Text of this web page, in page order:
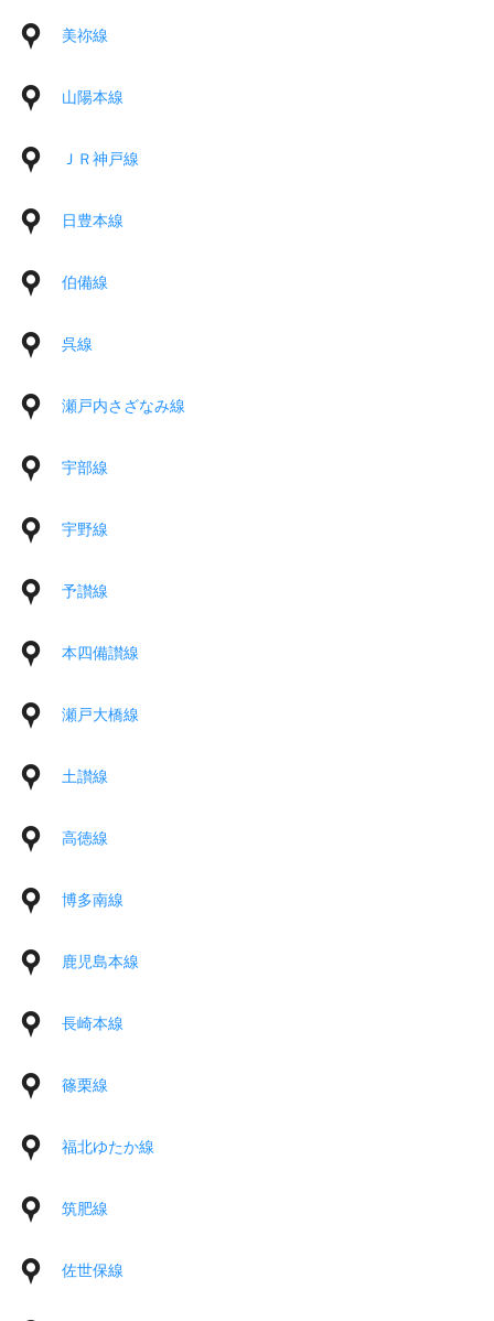
美祢線
山陽本線
ＪＲ神戸線
日豊本線
伯備線
呉線
瀬戸内さざなみ線
宇部線
宇野線
予讃線
本四備讃線
瀬戸大橋線
土讃線
高徳線
博多南線
鹿児島本線
長崎本線
篠栗線
福北ゆたか線
筑肥線
佐世保線